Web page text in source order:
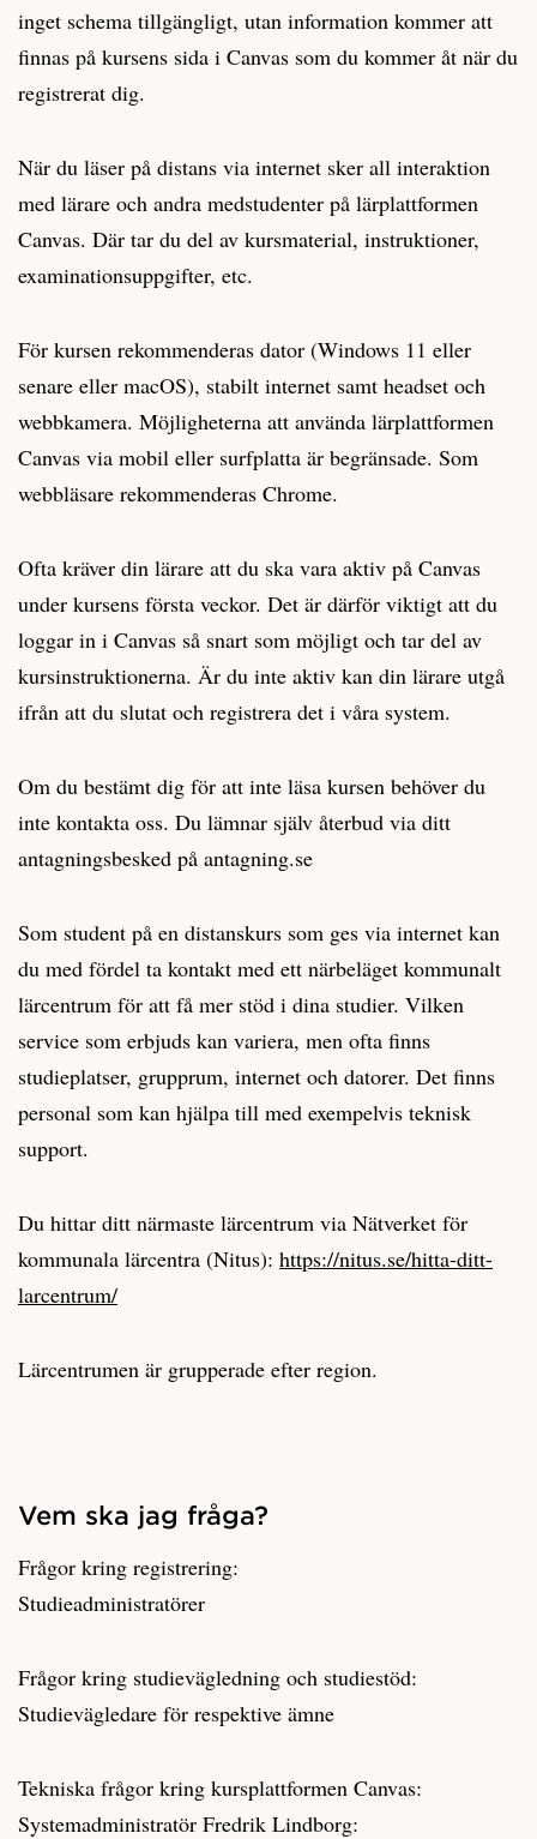
inget schema tillgängligt, utan information kommer att
finnas på kursens sida i Canvas som du kommer åt när du
registrerat dig.
När du läser på distans via internet sker all interaktion
med lärare och andra medstudenter på lärplattformen
Canvas. Där tar du del av kursmaterial, instruktioner,
examinationsuppgifter, etc.
För kursen rekommenderas dator (Windows 11 eller
senare eller macOS), stabilt internet samt headset och
webbkamera. Möjligheterna att använda lärplattformen
Canvas via mobil eller surfplatta är begränsade. Som
webbläsare rekommenderas Chrome.
Ofta kräver din lärare att du ska vara aktiv på Canvas
under kursens första veckor. Det är därför viktigt att du
loggar in i Canvas så snart som möjligt och tar del av
kursinstruktionerna. Är du inte aktiv kan din lärare utgå
ifrån att du slutat och registrera det i våra system.
Om du bestämt dig för att inte läsa kursen behöver du
inte kontakta oss. Du lämnar själv återbud via ditt
antagningsbesked på antagning.se
Som student på en distanskurs som ges via internet kan
du med fördel ta kontakt med ett närbeläget kommunalt
lärcentrum för att få mer stöd i dina studier. Vilken
service som erbjuds kan variera, men ofta finns
studieplatser, grupprum, internet och datorer. Det finns
personal som kan hjälpa till med exempelvis teknisk
support.
Du hittar ditt närmaste lärcentrum via Nätverket för
kommunala lärcentra (Nitus): https://nitus.se/hitta-ditt-
larcentrum/
Lärcentrumen är grupperade efter region.
Vem ska jag fråga?
Frågor kring registrering:
Studieadministratörer
Frågor kring studievägledning och studiestöd:
Studievägledare för respektive ämne
Tekniska frågor kring kursplattformen Canvas:
Systemadministratör Fredrik Lindborg: